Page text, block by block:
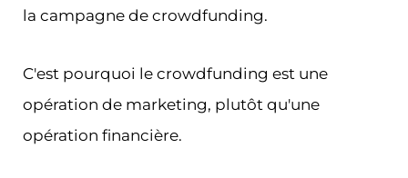
la campagne de crowdfunding.
C'est pourquoi le crowdfunding est une
opération de marketing, plutôt qu'une
opération financière.